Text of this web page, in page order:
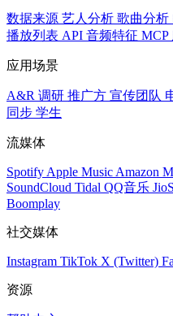
数据来源 艺人分析 歌曲分析
播放列表 API 音频特征 MCP
应用场景
A&R 调研 推广方 宣传团队
同步 学生
流媒体
Spotify Apple Music Amazon
SoundCloud Tidal QQ音乐
Boomplay
社交媒体
Instagram TikTok X (Twitter)
资源